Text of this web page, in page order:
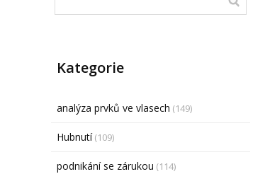
Kategorie
analýza prvků ve vlasech (149)
Hubnutí(109)
podnikání se zárukou (114)